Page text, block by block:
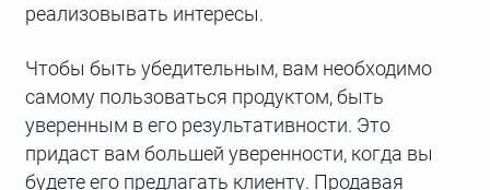
реализовывать интересы.
Чтобы быть убедительным, вам необходимо
самому пользоваться продуктом, быть
уверенным в его результативности. Это
придаст вам большей уверенности, когда вы
будете его предлагать клиенту. Продавая